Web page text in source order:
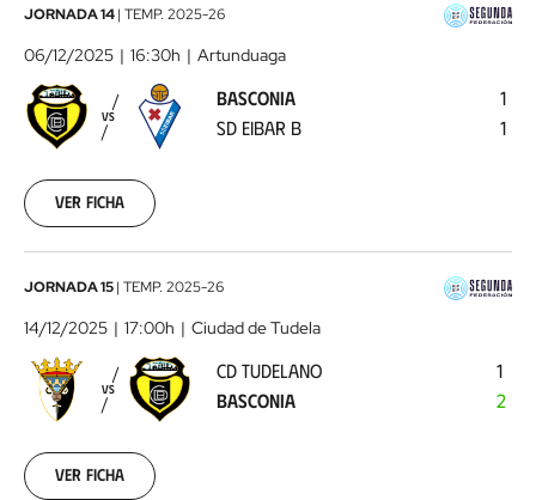
Basconia
-
SD
Eibar
B2025-
06
JORNADA 14| TEMP. 2025-26
06/12/2025 16:30h Artunduaga
VS
BASCONIA
SD EIBAR B
1
1
Ver ficha
CD
Tudelano
Basconia2025-
12-
JORNADA 15| TEMP. 2025-26
14/12/2025 17:00h Ciudad de Tudela
VS
CD TUDELANO
BASCONIA
1
2
Ver ficha